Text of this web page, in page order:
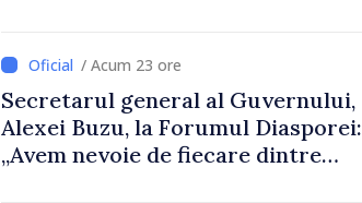
/ Acum 23 ore
Secretarul general al Guvernului,
Alexei Buzu, la Forumul Diasporei:
„Avem nevoie de fiecare dintre